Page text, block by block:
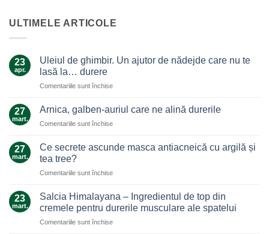
ULTIMELE ARTICOLE
23
apr.
Uleiul de ghimbir. Un ajutor de nădejde care nu te
lasă la… durere
Comentariile sunt închisepentru
de
Un
de
nu
lasă
la…
27
mart.
Arnica, galben-auriul care ne alină durerile
Comentariile sunt închisepentru
galben-
ne
durerile
27
mart.
Ce secrete ascunde masca antiacneică cu argilă și
tea tree?
Comentariile sunt închisepentru
secrete
ascunde
masca
antiacneică
23
mart.
Salcia Himalayana – Ingredientul de top din
cremele pentru durerile musculare ale spatelui
Comentariile sunt închisepentru